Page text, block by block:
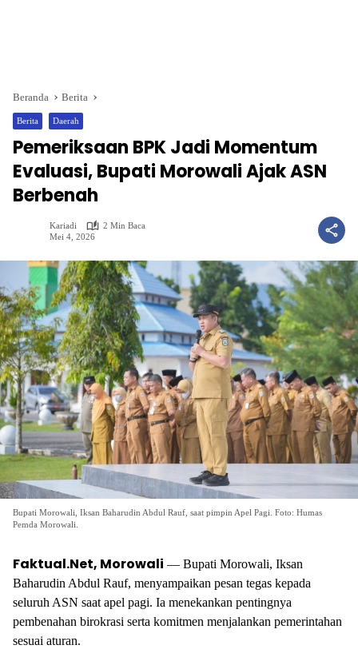
Beranda Berita
Berita Daerah
Pemeriksaan BPK Jadi Momentum
Evaluasi, Bupati Morowali Ajak ASN
Berbenah
Kariadi
2 Min Baca
Mei 4, 2026
Bupati Morowali, Iksan Baharudin Abdul Rauf, saat pimpin Apel Pagi. Foto: Humas
Pemda Morowali.
Faktual.Net, Morowali — Bupati Morowali, Iksan
Baharudin Abdul Rauf, menyampaikan pesan tegas kepada
seluruh ASN saat apel pagi. Ia menekankan pentingnya
pembenahan birokrasi serta komitmen menjalankan pemerintahan
sesuai aturan.